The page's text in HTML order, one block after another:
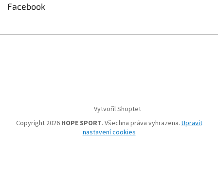
Facebook
Vytvořil Shoptet
Copyright 2026 HOPE SPORT. Všechna práva vyhrazena. Upravit
nastavení cookies